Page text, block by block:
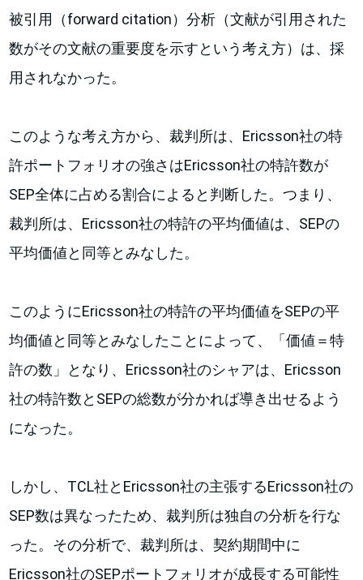
被引用（forward citation）分析（文献が引用された
数がその文献の重要度を示すという考え方）は、採
用されなかった。
このような考え方から、裁判所は、Ericsson社の特
許ポートフォリオの強さはEricsson社の特許数が
SEP全体に占める割合によると判断した。つまり、
裁判所は、Ericsson社の特許の平均価値は、SEPの
平均価値と同等とみなした。
このようにEricsson社の特許の平均価値をSEPの平
均価値と同等とみなしたことによって、「価値＝特
許の数」となり、Ericsson社のシャアは、Ericsson
社の特許数とSEPの総数が分かれば導き出せるよう
になった。
しかし、TCL社とEricsson社の主張するEricsson社の
SEP数は異なったため、裁判所は独自の分析を行な
った。その分析で、裁判所は、契約期間中に
Ericsson社のSEPポートフォリオが成長する可能性